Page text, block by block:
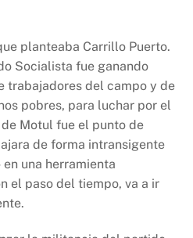
planteaba Carrillo Puerto.
Socialista fue ganando
trabajadores del campo y de
pobres, para luchar por el
Motul fue el punto de
de forma intransigente
una herramienta
el paso del tiempo, va a ir